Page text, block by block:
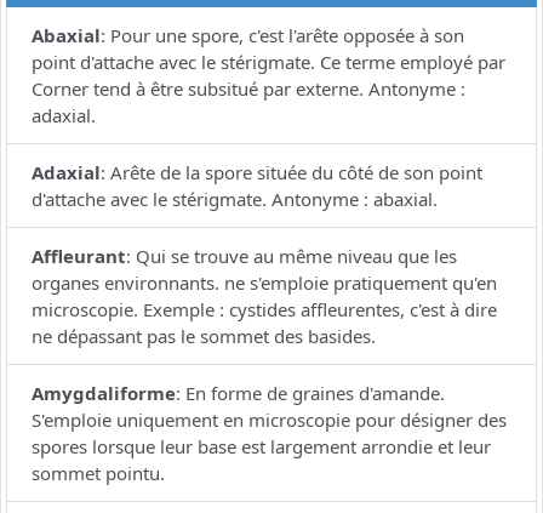
Abaxial: Pour une spore, c'est l'arête opposée à son
point d'attache avec le stérigmate. Ce terme employé par
Corner tend à être subsitué par externe. Antonyme :
adaxial.
Adaxial: Arête de la spore située du côté de son point
d'attache avec le stérigmate. Antonyme : abaxial.
Affleurant: Qui se trouve au même niveau que les
organes environnants. ne s'emploie pratiquement qu'en
microscopie. Exemple : cystides affleurentes, c'est à dire
ne dépassant pas le sommet des basides.
Amygdaliforme: En forme de graines d'amande.
S'emploie uniquement en microscopie pour désigner des
spores lorsque leur base est largement arrondie et leur
sommet pointu.